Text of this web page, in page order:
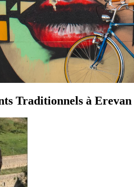
Traditionnels à